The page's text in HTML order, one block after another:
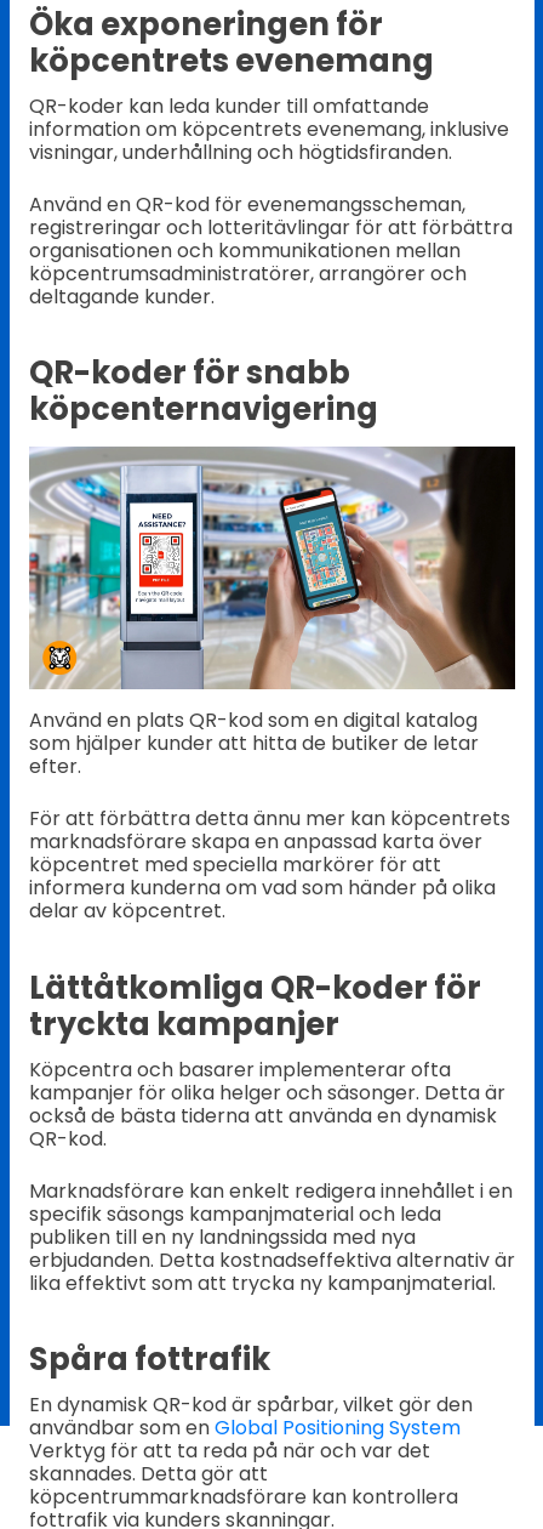
Öka exponeringen för
köpcentrets evenemang
QR-koder kan leda kunder till omfattande
information om köpcentrets evenemang, inklusive
visningar, underhållning och högtidsfiranden.
Använd en QR-kod för evenemangsscheman,
registreringar och lotteritävlingar för att förbättra
organisationen och kommunikationen mellan
köpcentrumsadministratörer, arrangörer och
deltagande kunder.
QR-koder för snabb
köpcenternavigering
Använd en plats QR-kod som en digital katalog
som hjälper kunder att hitta de butiker de letar
efter.
För att förbättra detta ännu mer kan köpcentrets
marknadsförare skapa en anpassad karta över
köpcentret med speciella markörer för att
informera kunderna om vad som händer på olika
delar av köpcentret.
Lättåtkomliga QR-koder för
tryckta kampanjer
Köpcentra och basarer implementerar ofta
kampanjer för olika helger och säsonger. Detta är
också de bästa tiderna att använda en dynamisk
QR-kod.
Marknadsförare kan enkelt redigera innehållet i en
specifik säsongs kampanjmaterial och leda
publiken till en ny landningssida med nya
erbjudanden. Detta kostnadseffektiva alternativ är
lika effektivt som att trycka ny kampanjmaterial.
Spåra fottrafik
En dynamisk QR-kod är spårbar, vilket gör den
användbar som enGlobal Positioning System
Verktyg för att ta reda på när och var det
skannades. Detta gör att
köpcentrummarknadsförare kan kontrollera
fottrafik via kunders skanningar.